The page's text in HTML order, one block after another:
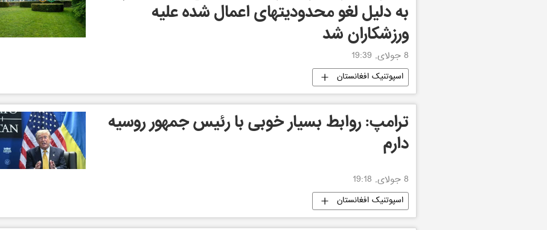
به دلیل لغو محدودیتهای اعمال شده علیه
ورزشکاران شد
8 جولای, 19:39
اسپوتنیک افغانستان
ترامپ: روابط بسیار خوبی با رئیس جمهور روسیه
دارم
8 جولای, 19:18
اسپوتنیک افغانستان